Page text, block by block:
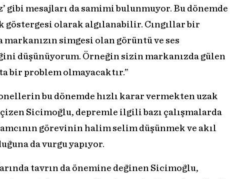
mesajları da samimi bulunmuyor. Bu dönemde
göstergesi olarak algılanabilir. Cıngıllar bir
simgesi olan görüntü ve ses
düşünüyorum. Örneğin sizin markanızda gülen
bir problem olmayacaktır.”
bu dönemde hızlı karar vermekten uzak
Sicimoğlu, depremle ilgili bazı çalışmalarda
görevinin halim selim düşünmek ve akıl
da vurgu yapıyor.
tavrın da önemine değinen Sicimoğlu,